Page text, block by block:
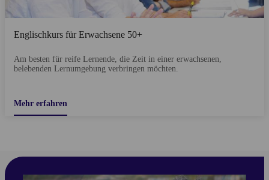
Englischkurs für Erwachsene 50+
Am besten für reife Lernende, die Zeit in einer erwachsenen,
belebenden Lernumgebung verbringen möchten.
Mehr erfahren